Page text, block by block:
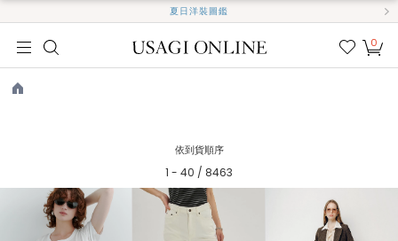
夏日洋裝圖鑑
我的
0
依到貨順序
1 - 40 / 8463